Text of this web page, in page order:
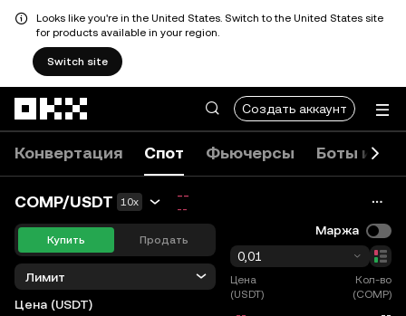
Looks like you're in the United States. Switch to the United States site
for products available in your region.
Switch site
Создать аккаунт
Конвертация Спот Фьючерсы Боты и
COMP/USDT 10x --
--
Купить Продать
Лимит
Цена (USDT)
Маржа
0,01
Цена
(USDT)
Кол-во
(COMP)